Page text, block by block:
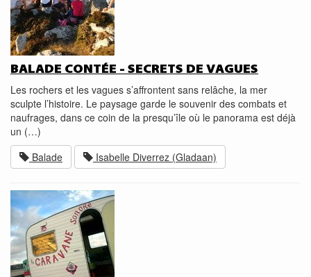
BALADE CONTÉE - SECRETS DE VAGUES
Les rochers et les vagues s’affrontent sans relâche, la mer
sculpte l’histoire. Le paysage garde le souvenir des combats et
naufrages, dans ce coin de la presqu’île où le panorama est déjà
un (…)
Balade
Isabelle Diverrez (Gladaan)